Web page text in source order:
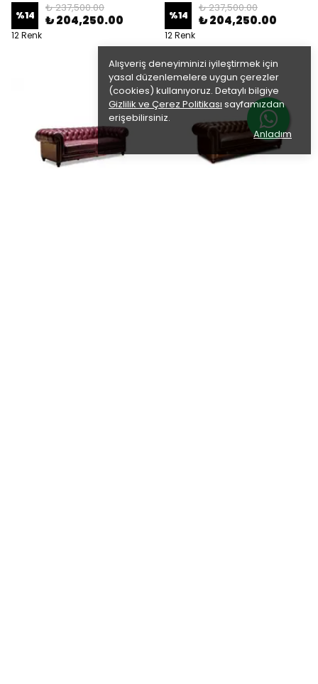
Alışveriş deneyiminizi iyileştirmek için
yasal düzenlemelere uygun çerezler
(cookies) kullanıyoruz. Detaylı bilgiye
Gizlilik ve Çerez Politikası sayfamızdan
erişebilirsiniz.
Anladım
%14
₺ 237,500.00
₺ 204,250.00
12 Renk
%14
₺ 237,500.00
₺ 204,250.00
12 Renk